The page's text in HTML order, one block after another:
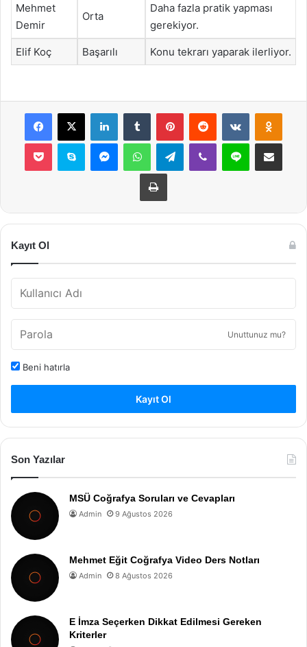
Mehmet
Demir
Orta
Daha fazla pratik yapması
gerekiyor.
Elif Koç Başarılı Konu tekrarı yaparak ilerliyor.
Facebook
X LinkedInTumblr PinterestReddit VKontakte
Pocket Skype MessengerWhatsAppTelegramViber Line E-Posta ile
Yazdır
Kayıt Ol
Unuttunuz mu?
Beni hatırla
Kayıt Ol
Son Yazılar
MSÜ Coğrafya Soruları ve Cevapları
Admin 9 Ağustos 2026
Mehmet Eğit Coğrafya Video Ders Notları
Admin 8 Ağustos 2026
E İmza Seçerken Dikkat Edilmesi Gereken
Kriterler